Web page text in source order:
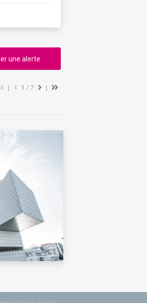
une alerte
1 / 7